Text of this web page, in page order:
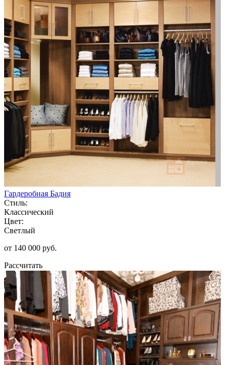
Гардеробная Бадия
Стиль:
Классический
Цвет:
Светлый
от 140 000 руб.
Рассчитать